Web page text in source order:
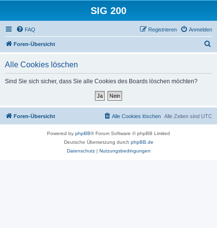
SIG 200
FAQ Anmelden
Registrieren
Foren-Übersicht
Alle Cookies löschen
Sind Sie sich sicher, dass Sie alle Cookies des Boards löschen möchten?
Foren-Übersicht Alle Zeiten sind UTC
Alle Cookies löschen
Powered by phpBB® Forum Software © phpBB Limited
Deutsche Übersetzung durch phpBB.de
Datenschutz| Nutzungsbedingungen